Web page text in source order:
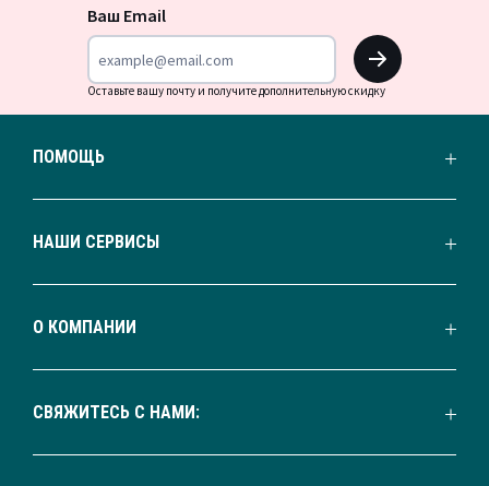
Ваш Email
OK
Оставьте вашу почту и получите дополнительную скидку
ПОМОЩЬ
НАШИ СЕРВИСЫ
О КОМПАНИИ
СВЯЖИТЕСЬ С НАМИ: